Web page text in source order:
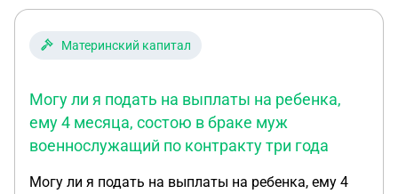
Материнский капитал
Могу ли я подать на выплаты на ребенка,
ему 4 месяца, состою в браке муж
военнослужащий по контракту три года
Могу ли я подать на выплаты на ребенка, ему 4